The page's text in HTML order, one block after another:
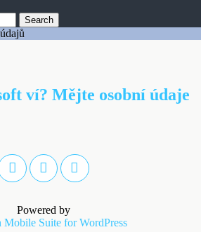
ví? Mějte osobní údaje
Powered by
Mobile Suite for WordPress